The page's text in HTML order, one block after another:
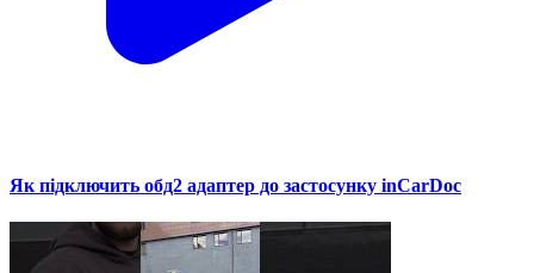
Як підключить обд2 адаптер до застосунку inCarDoc